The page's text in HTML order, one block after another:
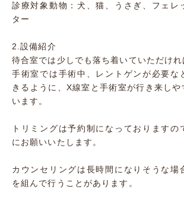
診療対象動物：犬、猫、うさぎ、フェレ
ター
2.設備紹介
待合室では少しでも落ち着いていただけれ
手術室では手術中、レントゲンが必要な
きるように、X線室と手術室が行き来し
います。
トリミングは予約制になっておりますの
にお願いいたします。
カウンセリングは長時間になりそうな場
を組んで行うことがあります。